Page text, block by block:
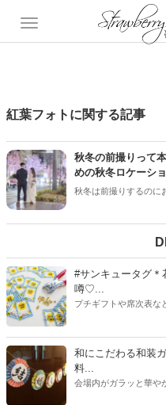
紅葉フォトに関する記事
秋冬の前撮りって
めの秋冬ロケーシ
秋冬は前撮りするのに
葉・イルミネーショ
ケーションフォトで
#サンキュータグ＊
噂♡...
プチギフトや席次表な
はほとんどの花嫁さ
ま、付いてた方が断
タグアイデア、探して
和にこだわる和装
料...
会場内がガラッと華や
で既に完成された物